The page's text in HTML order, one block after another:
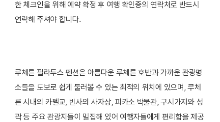
한 체크인을 위해 예약 확정 후 여행 확인증의 연락처로 반드시
연락해 주셔야 합니다.
루체른 필라투스 펜션은 아름다운 루체른 호반과 가까운 관광명
소들을 도보로 쉽게 둘러볼 수 있는 최적의 위치에 있으며, 루체
른 시내의 카펠교, 빈사의 사자상, 피카소 박물관, 구시가지와 성
곽 등 주요 관광지들이 밀집해 있어 여행자들에게 편리함을 제공